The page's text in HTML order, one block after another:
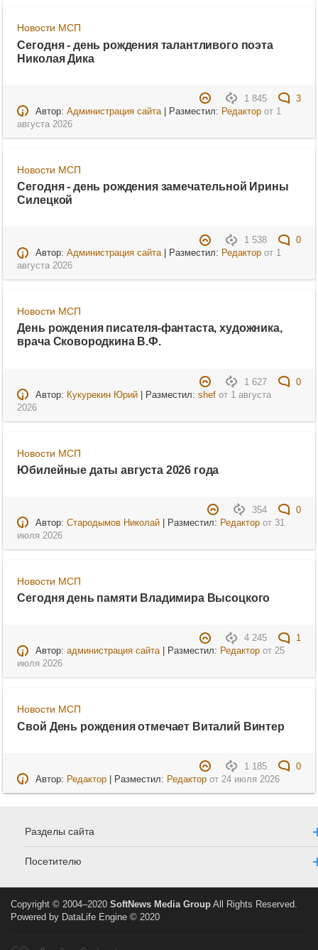
Новости МСП
Сегодня - день рождения талантливого поэта
Николая Дика
1 845
3
Автор: Администрация сайта| Разместил: Редакторот 1
августа 2026
Новости МСП
Сегодня - день рождения замечательной Ирины
Силецкой
1 538
0
Автор: Администрация сайта| Разместил: Редакторот 1
августа 2026
Новости МСП
День рождения писателя-фантаста, художника,
врача Сковородкина В.Ф.
1 627
0
Автор: Кукурекин Юрий| Разместил: shefот 1 августа
2026
Новости МСП
Юбилейные даты августа 2026 года
354
0
Автор: Стародымов Николай| Разместил: Редакторот 31
июля 2026
Новости МСП
Сегодня день памяти Владимира Высоцкого
4 245
1
Автор: администрация сайта| Разместил: Редакторот 25
июля 2026
Новости МСП
Свой День рождения отмечает Виталий Винтер
1 185
0
Автор: Редактор| Разместил: Редакторот 24 июля 2026
Разделы сайта
Посетителю
Copyright © 2004–2020 SoftNews Media Group All Rights Reserved.
Powered by DataLife Engine © 2020